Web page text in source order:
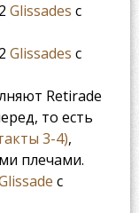
Glissades с
Glissades с
Retirade
то есть
3-4),
плечами.
с